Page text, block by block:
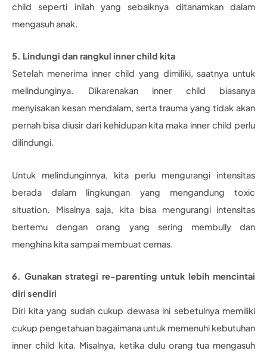
child seperti inilah yang sebaiknya ditanamkan dalam
mengasuh anak.
5. Lindungi dan rangkul inner child kita
Setelah menerima inner child yang dimiliki, saatnya untuk
melindunginya. Dikarenakan inner child biasanya
menyisakan kesan mendalam, serta trauma yang tidak akan
pernah bisa diusir dari kehidupan kita maka inner child perlu
dilindungi.
Untuk melindunginnya, kita perlu mengurangi intensitas
berada dalam lingkungan yang mengandung toxic
situation. Misalnya saja, kita bisa mengurangi intensitas
bertemu dengan orang yang sering membully dan
menghina kita sampai membuat cemas.
6. Gunakan strategi re-parenting untuk lebih mencintai
diri sendiri
Diri kita yang sudah cukup dewasa ini sebetulnya memiliki
cukup pengetahuan bagaimana untuk memenuhi kebutuhan
inner child kita. Misalnya, ketika dulu orang tua mengasuh